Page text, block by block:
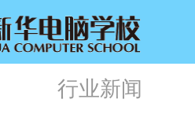
行业新闻